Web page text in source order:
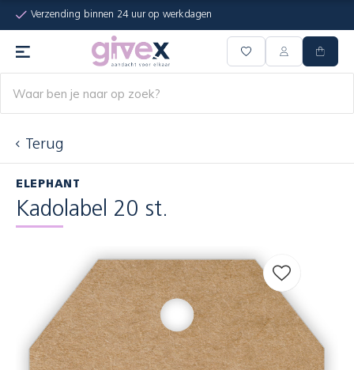
Verzending binnen 24 uur op werkdagen
Terug
ELEPHANT
Kadolabel 20 st.